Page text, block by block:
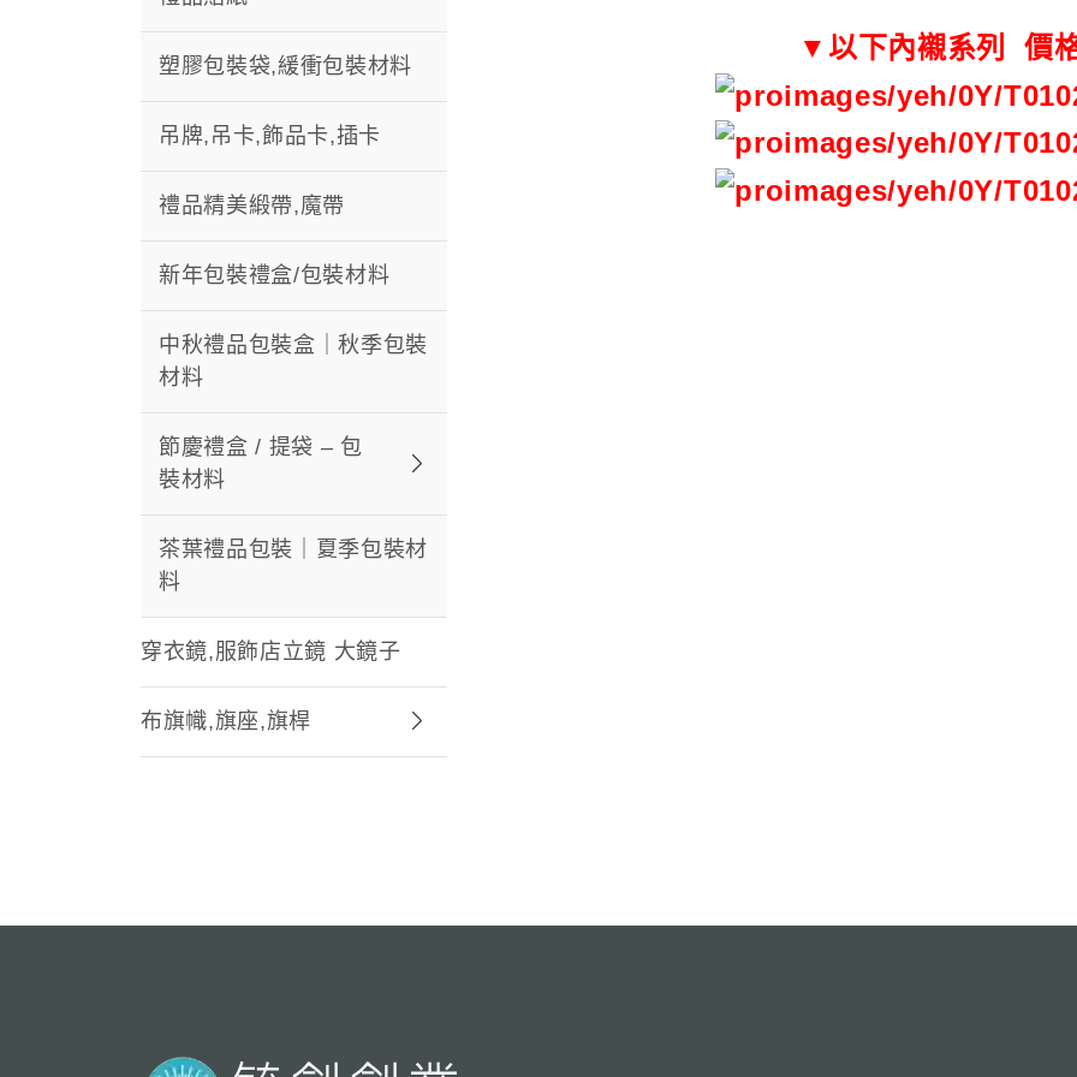
塑膠包裝袋,緩衝包裝材料
吊牌,吊卡,飾品卡,插卡
禮品精美緞帶,魔帶
新年包裝禮盒/包裝材料
中秋禮品包裝盒｜秋季包裝
材料
節慶禮盒 / 提袋 – 包
裝材料
茶葉禮品包裝｜夏季包裝材
料
穿衣鏡,服飾店立鏡 大鏡子
布旗幟,旗座,旗桿
▼以下內襯系列 價